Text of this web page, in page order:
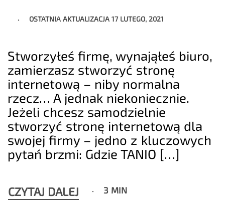
OSTATNIA AKTUALIZACJA17 LUTEGO, 2021
Stworzyłeś firmę, wynająłeś biuro,
zamierzasz stworzyć stronę
internetową – niby normalna
rzecz… A jednak niekoniecznie.
Jeżeli chcesz samodzielnie
stworzyć stronę internetową dla
swojej firmy – jedno z kluczowych
pytań brzmi: Gdzie TANIO […]
CZYTAJ DALEJ 3 MIN